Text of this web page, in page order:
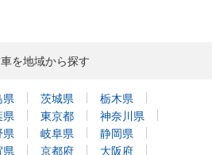
を地域から探す
県 茨城県
栃木県
県 東京都
神奈川県
県 岐阜県
静岡県
県 京都府
大阪府